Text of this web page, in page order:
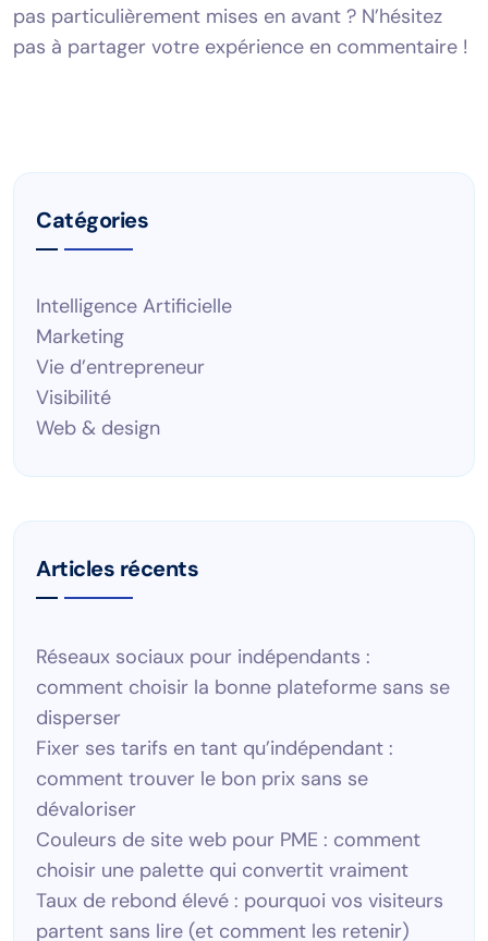
pas particulièrement mises en avant ? N’hésitez
pas à partager votre expérience en commentaire !
Catégories
Intelligence Artificielle
Marketing
Vie d’entrepreneur
Visibilité
Web & design
Articles récents
Réseaux sociaux pour indépendants :
comment choisir la bonne plateforme sans se
disperser
Fixer ses tarifs en tant qu’indépendant :
comment trouver le bon prix sans se
dévaloriser
Couleurs de site web pour PME : comment
choisir une palette qui convertit vraiment
Taux de rebond élevé : pourquoi vos visiteurs
partent sans lire (et comment les retenir)